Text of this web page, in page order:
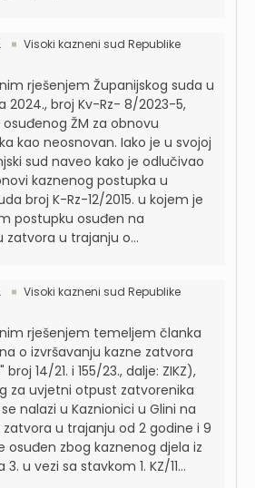
Visoki kazneni sud Republike
rješenjem Županijskog suda u
2024., broj Kv-Rz- 8/2023-5,
ŽM za obnovu
kao neosnovan. Iako je u svojoj
sud naveo kako je odlučivao
kaznenog postupka u
broj K-Rz-12/2015. u kojem je
postupku osuđen na
zatvora u trajanju o...
Visoki kazneni sud Republike
rješenjem temeljem članka
o izvršavanju kazne zatvora
14/21. i 155/23., dalje: ZIKZ),
za uvjetni otpust zatvorenika
se nalazi u Kaznionici u Glini na
zatvora u trajanju od 2 godine i 9
osuđen zbog kaznenog djela iz
u vezi sa stavkom 1. KZ/11...